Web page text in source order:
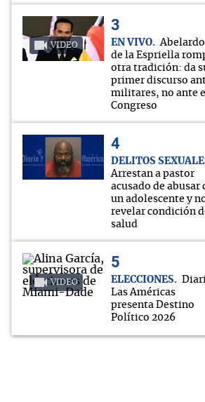
VIDEO EN VIVO
Abelardo
de la Espriella
otra tradición: da
primer discurso
militares, no ante
Congreso
DELITOS
Arrestan a pastor
acusado de abusar
un adolescente y
revelar condición
salud
VIDEO ELECCIONES
Las Américas
presenta Destino
Político 2026